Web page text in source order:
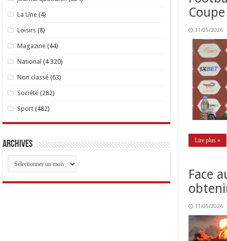
31/05/2026
Lire plus »
Face
31/05/2026
La Une (4)
Loisirs (8)
Magazine (44)
National (4 320)
Non classé (63)
Société (282)
Sport (482)
Archives
Archives